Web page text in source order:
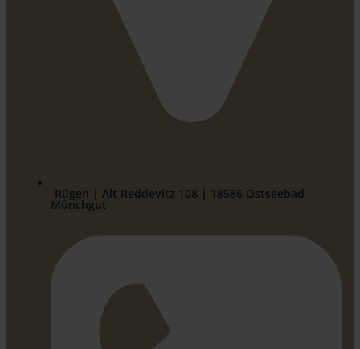
Rügen | Alt Reddevitz 108 | 18586 Ostseebad
Mönchgut